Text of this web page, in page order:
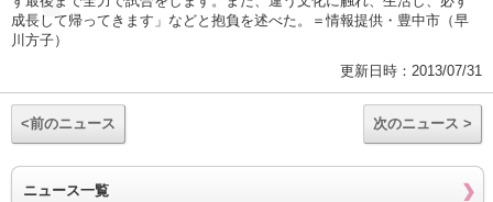
成長して帰ってきます」などと抱負を述べた。＝情報提供・豊中市（早
川方子）
更新日時：2013/07/31
<前のニュース 次のニュース >
ニュース一覧